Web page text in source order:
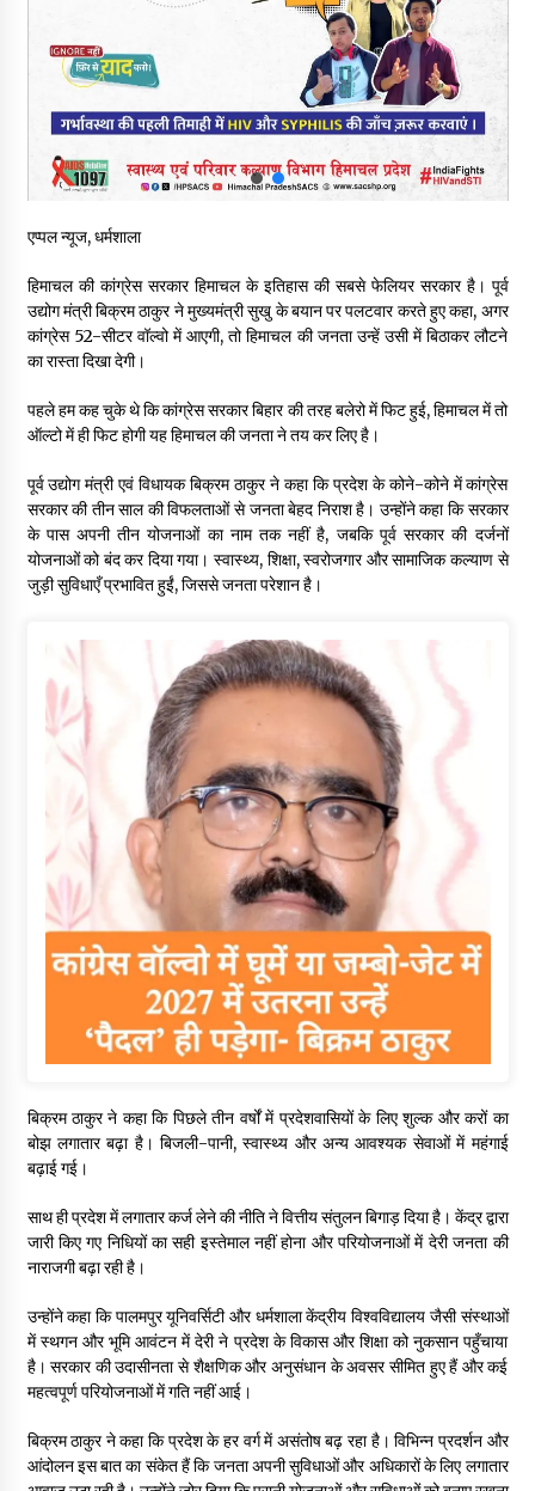
5 किलो अफीम डोडा/पोस्त बरामदगी मामले में कुल्लू सैंज से मुख्य सप्लायर
सुधीर शर्मा अपनी बोल-वाणी सुधारें, हिमाचली संस्कृति के अनुरूप करें भाषा का
प्रयोग- राजेश धर्माणी
08/08/2026
08/08/2026
08/08/2026
रही थी निजी बस शर्मा कोच
08/08/2026
एप्पल न्यूज, धर्मशाला
हिमाचल की कांग्रेस सरकार हिमाचल के इतिहास की सबसे फेलियर सरकार है। पूर्व
उद्योग मंत्री बिक्रम ठाकुर ने मुख्यमंत्री सुखु के बयान पर पलटवार करते हुए कहा, अगर
कांग्रेस 52-सीटर वॉल्वो में आएगी, तो हिमाचल की जनता उन्हें उसी में बिठाकर लौटने
का रास्ता दिखा देगी।
पहले हम कह चुके थे कि कांग्रेस सरकार बिहार की तरह बलेरो में फिट हुई, हिमाचल में तो
ऑल्टो में ही फिट होगी यह हिमाचल की जनता ने तय कर लिए है।
पूर्व उद्योग मंत्री एवं विधायक बिक्रम ठाकुर ने कहा कि प्रदेश के कोने-कोने में कांग्रेस
सरकार की तीन साल की विफलताओं से जनता बेहद निराश है। उन्होंने कहा कि सरकार
के पास अपनी तीन योजनाओं का नाम तक नहीं है, जबकि पूर्व सरकार की दर्जनों
योजनाओं को बंद कर दिया गया। स्वास्थ्य, शिक्षा, स्वरोजगार और सामाजिक कल्याण से
जुड़ी सुविधाएँ प्रभावित हुईं, जिससे जनता परेशान है।
बिक्रम ठाकुर ने कहा कि पिछले तीन वर्षों में प्रदेशवासियों के लिए शुल्क और करों का
बोझ लगातार बढ़ा है। बिजली-पानी, स्वास्थ्य और अन्य आवश्यक सेवाओं में महंगाई
बढ़ाई गई।
साथ ही प्रदेश में लगातार कर्ज लेने की नीति ने वित्तीय संतुलन बिगाड़ दिया है। केंद्र द्वारा
जारी किए गए निधियों का सही इस्तेमाल नहीं होना और परियोजनाओं में देरी जनता की
नाराजगी बढ़ा रही है।
उन्होंने कहा कि पालमपुर यूनिवर्सिटी और धर्मशाला केंद्रीय विश्वविद्यालय जैसी संस्थाओं
में स्थगन और भूमि आवंटन में देरी ने प्रदेश के विकास और शिक्षा को नुकसान पहुँचाया
है। सरकार की उदासीनता से शैक्षणिक और अनुसंधान के अवसर सीमित हुए हैं और कई
महत्वपूर्ण परियोजनाओं में गति नहीं आई।
बिक्रम ठाकुर ने कहा कि प्रदेश के हर वर्ग में असंतोष बढ़ रहा है। विभिन्न प्रदर्शन और
आंदोलन इस बात का संकेत हैं कि जनता अपनी सुविधाओं और अधिकारों के लिए लगातार